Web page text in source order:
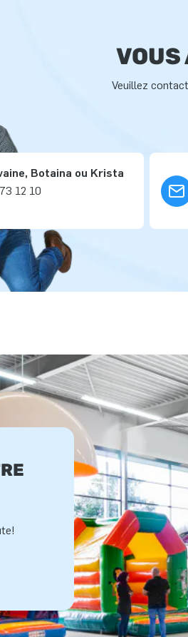
VOUS
Veuillez
Botaina ou Krista
12 10